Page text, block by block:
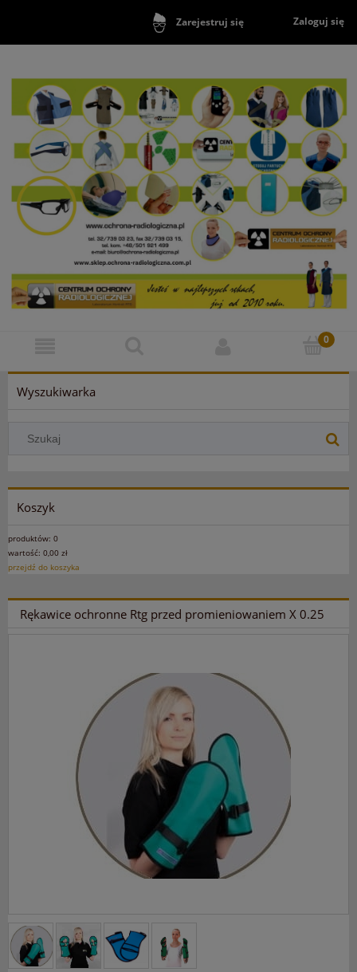
Zarejestruj się Zaloguj się
Wyszukiwarka
Koszyk
produktów: 0
wartość: 0,00 zł
przejdź do koszyka
Rękawice ochronne Rtg przed promieniowaniem X 0.25